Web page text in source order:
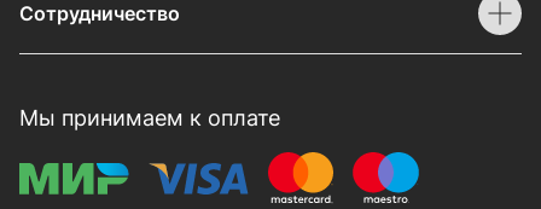
Сотрудничество
Мы принимаем к оплате